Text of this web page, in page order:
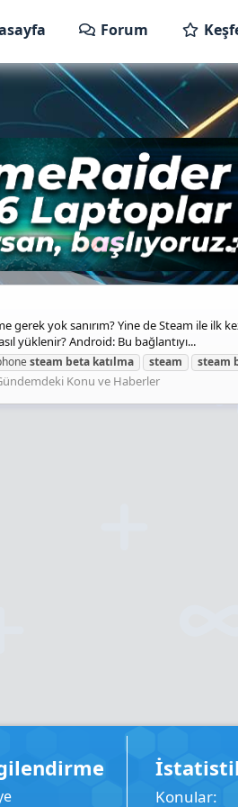
Forum
yok sanırım? Yine de Steam ile ilk
yüklenir? Android: Bu bağlantıyı...
steam beta katılma steam steam
Konu ve Haberler
Konular